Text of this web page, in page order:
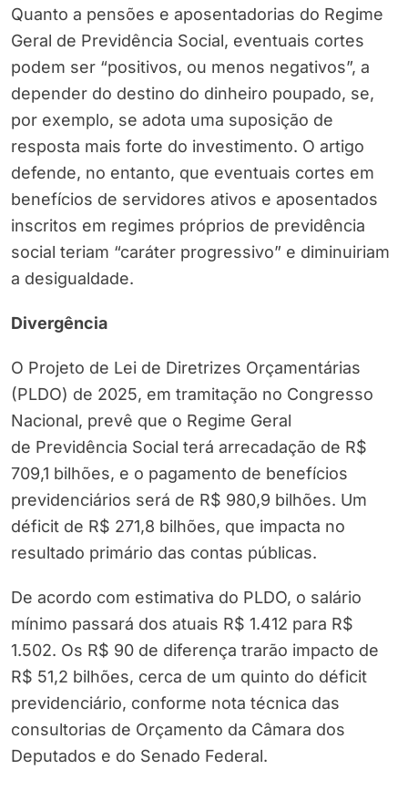
Quanto a pensões e aposentadorias do Regime
Geral de Previdência Social, eventuais cortes
podem ser “positivos, ou menos negativos”, a
depender do destino do dinheiro poupado, se,
por exemplo, se adota uma suposição de
resposta mais forte do investimento. O artigo
defende, no entanto, que eventuais cortes em
benefícios de servidores ativos e aposentados
inscritos em regimes próprios de previdência
social teriam “caráter progressivo” e diminuiriam
a desigualdade.
Divergência
O Projeto de Lei de Diretrizes Orçamentárias
(PLDO) de 2025, em tramitação no Congresso
Nacional, prevê que o Regime Geral
de Previdência Social terá arrecadação de R$
709,1 bilhões, e o pagamento de benefícios
previdenciários será de R$ 980,9 bilhões. Um
déficit de R$ 271,8 bilhões, que impacta no
resultado primário das contas públicas.
De acordo com estimativa do PLDO, o salário
mínimo passará dos atuais R$ 1.412 para R$
1.502. Os R$ 90 de diferença trarão impacto de
R$ 51,2 bilhões, cerca de um quinto do déficit
previdenciário, conforme nota técnica das
consultorias de Orçamento da Câmara dos
Deputados e do Senado Federal.